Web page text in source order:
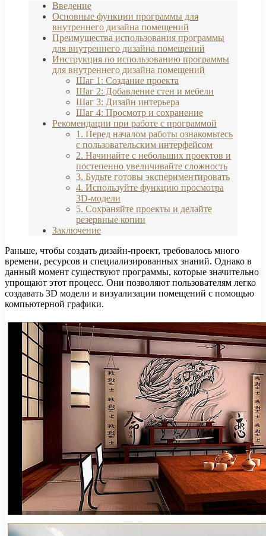
Введение
Основные функции программы для
внутреннего дизайна помещений
Преимущества использования программы
для внутреннего дизайна помещений
Инструкция по использованию программы
для внутреннего дизайна помещений
Шаг 1: Создание проекта
Шаг 2: Добавление стен и мебели
Шаг 3: Дизайн интерьера
Шаг 4: Просмотр и сохранение
Рекомендации при работе с программой
1. Перед началом работы ознакомьтесь
с пользовательским интерфейсом
2. Начинайте с небольших проектов и
постепенно увеличивайте сложность
3. Будьте готовы экспериментировать
4. Используйте функцию просмотра
3D-модели
5. Сохраняйте проекты и делайте
резервные копии
Заключение
Раньше, чтобы создать дизайн-проект, требовалось много
времени, ресурсов и специализированных знаний. Однако в
данный момент существуют программы, которые значительно
упрощают этот процесс. Они позволяют пользователям легко
создавать 3D модели и визуализации помещений с помощью
компьютерной графики.